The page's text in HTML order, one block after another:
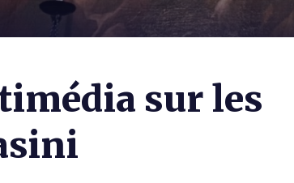
sur les